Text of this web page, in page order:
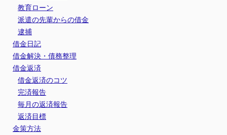
教育ローン
派遣の先輩からの借金
逮捕
借金日記
借金解決・債務整理
借金返済
借金返済のコツ
完済報告
毎月の返済報告
返済目標
金策方法